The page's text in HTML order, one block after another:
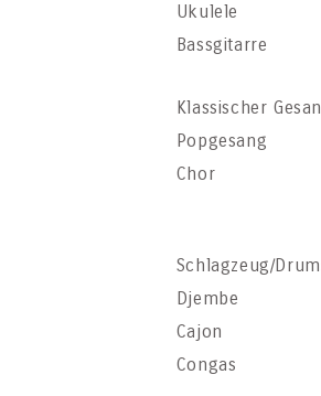
Ukulele
Bassgitarre
Klassischer
Popgesang
Chor
Schlagzeug/
Djembe
Cajon
Congas